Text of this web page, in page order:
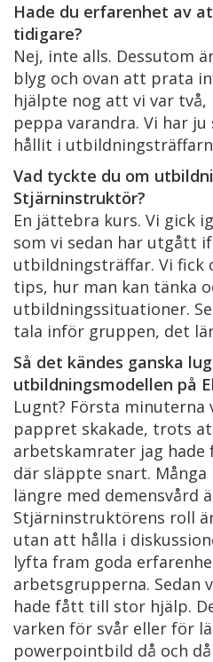
Hade du erfarenhet av
tidigare?
Nej, inte alls. Dessutom
blyg och ovan att prata
hjälpte nog att vi var
peppa varandra. Vi har
hållit i
Vad tyckte du om
Stjärninstruktör?
En jättebra kurs. Vi gick
som vi sedan har utgått
utbildningsträffar. Vi fick
tips, hur man kan tänka
utbildningssituationer.
tala inför gruppen, det
Så det kändes ganska
utbildningsmodellen på
Lugnt? Första minuterna
pappret skakade, trots
arbetskamrater jag
där släppte snart.
längre med demensvård
Stjärninstruktörens roll
utan att hålla i
lyfta fram goda
arbetsgrupperna. Sedan
hade fått till stor hjälp.
varken för svår eller för
powerpointbild då och